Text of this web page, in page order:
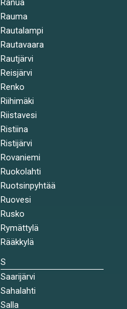
Ranua
Rauma
Rautalampi
Rautavaara
Rautjärvi
Reisjärvi
Renko
Riihimäki
Riistavesi
Ristiina
Ristijärvi
Rovaniemi
Ruokolahti
Ruotsinpyhtää
Ruovesi
Rusko
Rymättylä
Rääkkylä
S
Saarijärvi
Sahalahti
Salla